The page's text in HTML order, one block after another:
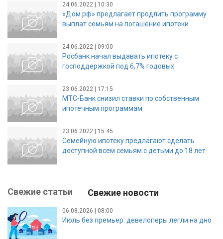
24.06.2022 | 10:30
«Дом.рф» предлагает продлить программу
выплат семьям на погашение ипотеки
24.06.2022 | 09:00
Росбанк начал выдавать ипотеку с
господдержкой под 6,7% годовых
23.06.2022 | 17:15
МТС-Банк снизил ставки по собственным
ипотечным программам
23.06.2022 | 15:45
Семейную ипотеку предлагают сделать
доступной всем семьям с детьми до 18 лет
Свежие статьи Свежие новости
06.08.2026 | 08:00
Июль без премьер: девелоперы легли на дно